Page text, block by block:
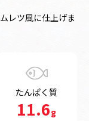
レツ風に仕上げま
たんぱく質
11.6g